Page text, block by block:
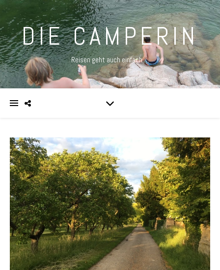
DIE CAMPERIN
Reisen geht auch einfach …